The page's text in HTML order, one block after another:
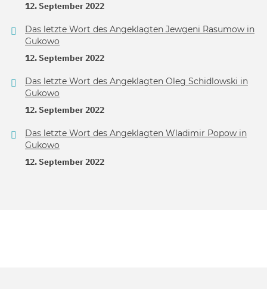
12. September 2022
Das letzte Wort des Angeklagten Jewgeni Rasumow in
Gukowo
12. September 2022
Das letzte Wort des Angeklagten Oleg Schidlowski in
Gukowo
12. September 2022
Das letzte Wort des Angeklagten Wladimir Popow in
Gukowo
12. September 2022